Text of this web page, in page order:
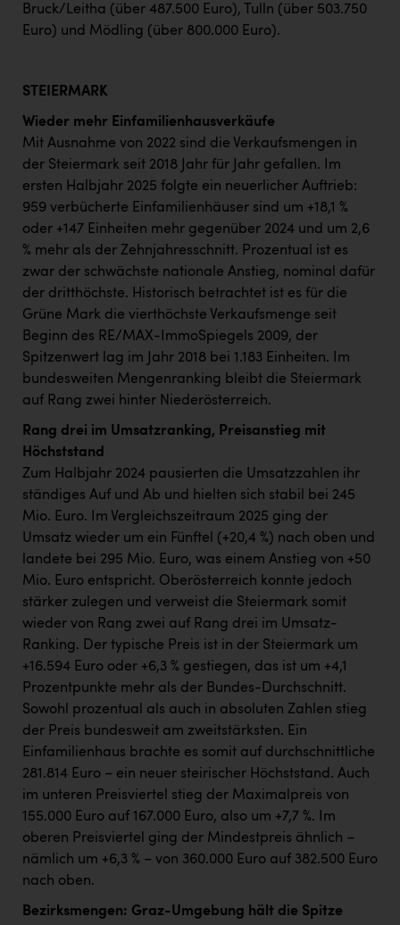
Bruck/Leitha (über 487.500 Euro), Tulln (über 503.750
Euro) und Mödling (über 800.000 Euro).
STEIERMARK
Wieder mehr Einfamilienhausverkäufe
Mit Ausnahme von 2022 sind die Verkaufsmengen in
der Steiermark seit 2018 Jahr für Jahr gefallen. Im
ersten Halbjahr 2025 folgte ein neuerlicher Auftrieb:
959 verbücherte Einfamilienhäuser sind um +18,1 %
oder +147 Einheiten mehr gegenüber 2024 und um 2,6
% mehr als der Zehnjahresschnitt. Prozentual ist es
zwar der schwächste nationale Anstieg, nominal dafür
der dritthöchste. Historisch betrachtet ist es für die
Grüne Mark die vierthöchste Verkaufsmenge seit
Beginn des RE/MAX-ImmoSpiegels 2009, der
Spitzenwert lag im Jahr 2018 bei 1.183 Einheiten. Im
bundesweiten Mengenranking bleibt die Steiermark
auf Rang zwei hinter Niederösterreich.
Rang drei im Umsatzranking, Preisanstieg mit
Höchststand
Zum Halbjahr 2024 pausierten die Umsatzzahlen ihr
ständiges Auf und Ab und hielten sich stabil bei 245
Mio. Euro. Im Vergleichszeitraum 2025 ging der
Umsatz wieder um ein Fünftel (+20,4 %) nach oben und
landete bei 295 Mio. Euro, was einem Anstieg von +50
Mio. Euro entspricht. Oberösterreich konnte jedoch
stärker zulegen und verweist die Steiermark somit
wieder von Rang zwei auf Rang drei im Umsatz-
Ranking. Der typische Preis ist in der Steiermark um
+16.594 Euro oder +6,3 % gestiegen, das ist um +4,1
Prozentpunkte mehr als der Bundes-Durchschnitt.
Sowohl prozentual als auch in absoluten Zahlen stieg
der Preis bundesweit am zweitstärksten. Ein
Einfamilienhaus brachte es somit auf durchschnittliche
281.814 Euro – ein neuer steirischer Höchststand. Auch
im unteren Preisviertel stieg der Maximalpreis von
155.000 Euro auf 167.000 Euro, also um +7,7 %. Im
oberen Preisviertel ging der Mindestpreis ähnlich –
nämlich um +6,3 % – von 360.000 Euro auf 382.500 Euro
nach oben.
Bezirksmengen: Graz-Umgebung hält die Spitze